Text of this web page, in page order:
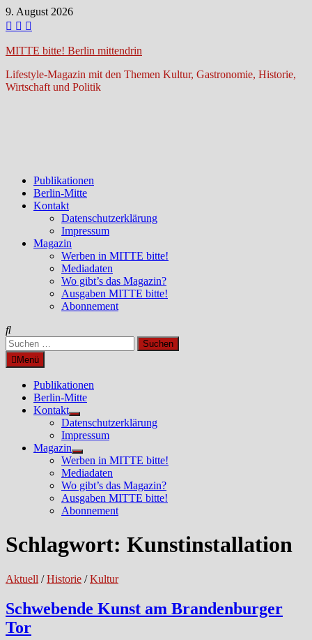
Zum
Inhalt
9. August 2026
MITTE bitte! Berlin mittendrin
Lifestyle-Magazin mit den Themen Kultur, Gastronomie, Historie,
Wirtschaft und Politik
Publikationen
Berlin-Mitte
Kontakt
Datenschutzerklärung
Impressum
Magazin
Werben in MITTE bitte!
Mediadaten
Wo gibt’s das Magazin?
Ausgaben MITTE bitte!
Abonnement
Suchen
nach:Menü
Publikationen
Berlin-Mitte
Kontakt
Untermenü
anzeigen
Datenschutzerklärung
Impressum
Magazin
Untermenü
anzeigen
Werben in MITTE bitte!
Mediadaten
Wo gibt’s das Magazin?
Ausgaben MITTE bitte!
Abonnement
Schlagwort: Kunstinstallation
Aktuell /Historie /Kultur
Schwebende Kunst am Brandenburger
Tor